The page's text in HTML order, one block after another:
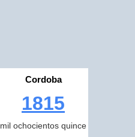
Cordoba
1815
mil ochocientos quince